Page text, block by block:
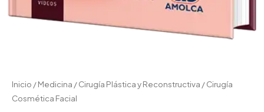
Inicio /Medicina /Cirugía Plástica y Reconstructiva / Cirugía
Cosmética Facial